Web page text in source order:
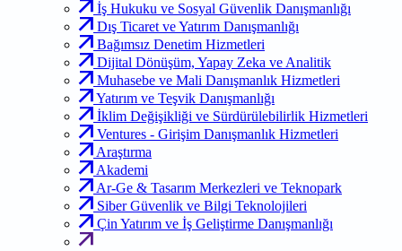
İş Hukuku ve Sosyal Güvenlik Danışmanlığı
Dış Ticaret ve Yatırım Danışmanlığı
Bağımsız Denetim Hizmetleri
Dijital Dönüşüm, Yapay Zeka ve Analitik
Muhasebe ve Mali Danışmanlık Hizmetleri
Yatırım ve Teşvik Danışmanlığı
İklim Değişikliği ve Sürdürülebilirlik Hizmetleri
Ventures - Girişim Danışmanlık Hizmetleri
Araştırma
Akademi
Ar-Ge & Tasarım Merkezleri ve Teknopark
Siber Güvenlik ve Bilgi Teknolojileri
Çin Yatırım ve İş Geliştirme Danışmanlığı